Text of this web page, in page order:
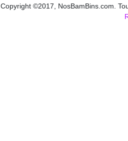
Copyright ©2017, NosBamBins.com.